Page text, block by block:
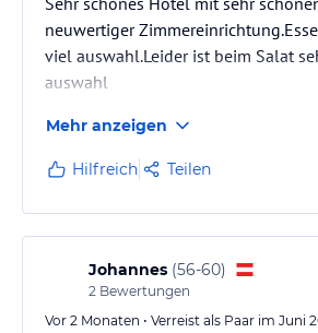
neuwertiger
viel auswahl.Leider ist beim Salat
auswahl
Mehr anzeigen
Hilfreich Teilen
Johannes (56-60)
2 Bewertungen
Vor 2 Monaten • Verreist als Paar im Juni